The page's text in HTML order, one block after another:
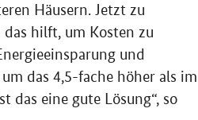
Häusern. Jetzt zu
das hilft, um Kosten zu
und
das 4,5-fache höher als im
das eine gute Lösung“, so